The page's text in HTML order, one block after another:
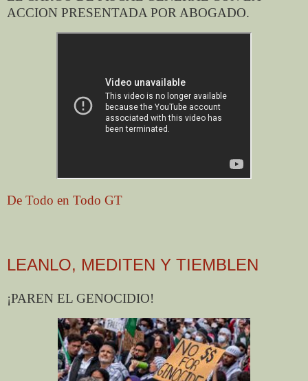
ACCION PRESENTADA POR ABOGADO.
De Todo en Todo GT
LEANLO, MEDITEN Y TIEMBLEN
¡PAREN EL GENOCIDIO!